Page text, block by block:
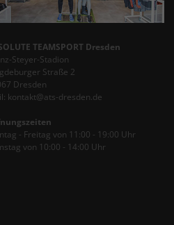
TEAMSPORT Dresden
Steyer-Stadion
Straße 2
Dresden
kontakt@ats-dresden.de
- Freitag von 11:00 - 19:00 Uhr
von 10:00 - 14:00 Uhr